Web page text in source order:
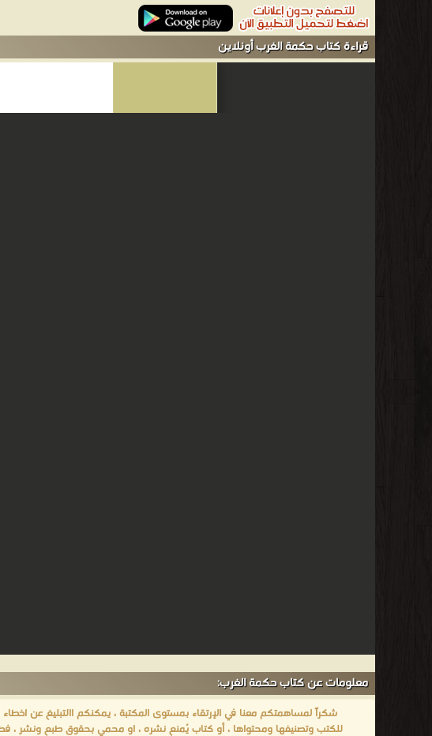
قراءة كتاب حكمة الغرب أونلاين
معلومات عن كتاب حكمة الغرب:
شكراً لمساهمتكم معنا في الإرتقاء بمستوى المكتبة ، يمكنكم االتبليغ عن اخطاء
للكتب وتصنيفها ومحتواها ، أو كتاب يُمنع نشره ، او محمي بحقوق طبع ونشر ،